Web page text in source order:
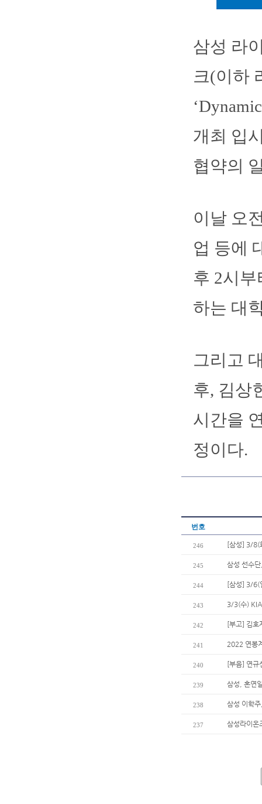
삼성 라
크(이하
개최 입
협약의
이날 오
업 등에
후 2시
하는 대
그리고
후, 김상
시간을
정이다.
번호
246 [삼성] 3/8(
245 삼성 선수
244 [삼성] 3/6(
243 3/3(수)
242 [부고] 김호
241 2022 연봉
240 [부음] 연규
239 삼성, 혼연
238 삼성 이학
237 삼성라이온